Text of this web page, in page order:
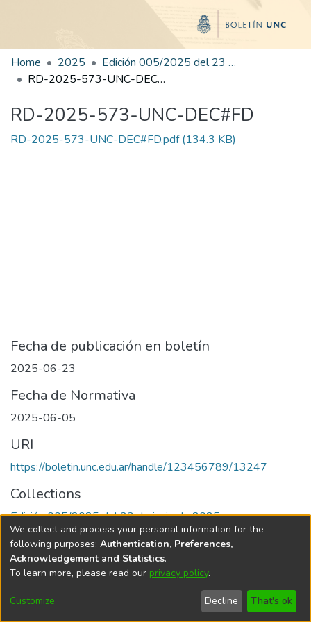
Home 2025
Edición 005/2025 del 23 de junio de 2025
RD-2025-573-UNC-DEC#FD
RD-2025-573-UNC-DEC#FD
RD-2025-573-UNC-DEC#FD.pdf(134.3 KB)
Fecha de publicación en boletín
2025-06-23
Fecha de Normativa
2025-06-05
URI
https://boletin.unc.edu.ar/handle/123456789/13247
Collections
Edición 005/2025 del 23 de junio de 2025
Universidad Nacional de Córdoba
We collect and process your personal information for the
following purposes: Authentication, Preferences,
Acknowledgement and Statistics.
To learn more, please read our privacy policy.
Customize Decline That's ok